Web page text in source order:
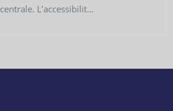
L’accessibilit...